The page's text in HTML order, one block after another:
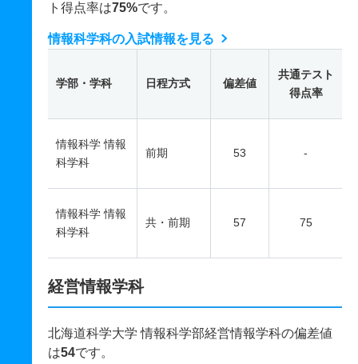
ト得点率は75%です。
情報科学科の入試情報を見る
学部・学科 日程方式 偏差値
共通テスト
得点率
情報科学 情報
科学科
前期 53 -
情報科学 情報
科学科
共・前期 57 75
経営情報学科
北海道科学大学 情報科学部経営情報学科の偏差値
は54です。